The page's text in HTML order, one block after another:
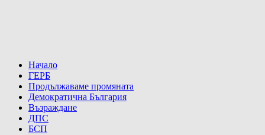
Начало
ГЕРБ
Продължаваме промяната
Демократична България
Възраждане
ДПС
БСП